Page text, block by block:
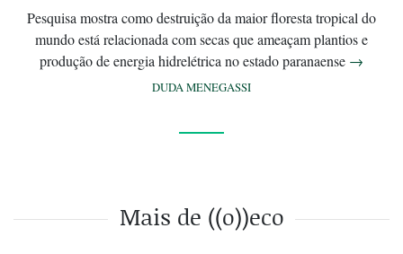
Pesquisa mostra como destruição da maior floresta tropical do
mundo está relacionada com secas que ameaçam plantios e
produção de energia hidrelétrica no estado paranaense →
DUDA MENEGASSI
Mais de ((o))eco